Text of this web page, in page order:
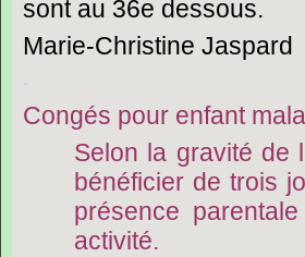
sont au 36e dessous.
Marie-Christine Jaspard
.
Congés pour enfant
Selon la gravité de
bénéficier de trois
présence
activité.